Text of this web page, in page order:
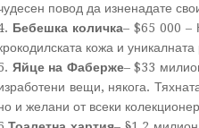
повод да изненадате
Бебешка количка– $65 000 –
кожа и
Яйце на Фаберже– $33
вещи, някога.
и желани от всеки